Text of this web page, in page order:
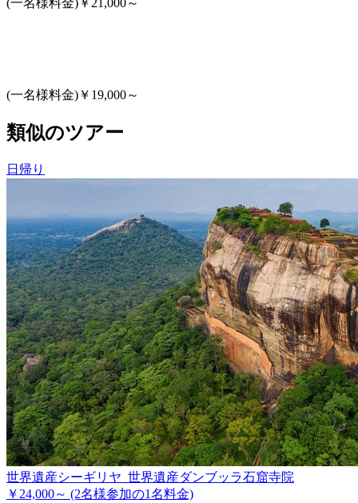
(一名様料金)￥21,000～
(一名様料金)￥19,000～
類似のツアー
日帰り
世界遺産シーギリヤ 世界遺産ダンブッラ石窟寺院
￥24,000～ (2名様参加の1名料金)